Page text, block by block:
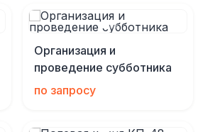
Организация и
проведение субботника
по запросу